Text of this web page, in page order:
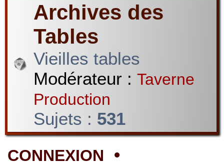
Archives des
Tables
Vieilles tables
Modérateur : Taverne
Production
Sujets : 531
CONNEXION •